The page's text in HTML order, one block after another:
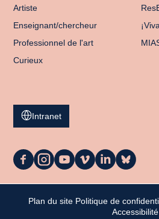
Artiste
Enseignant/chercheur
Professionnel de l'art
Curieux
Intranet
La
sur
Facebook
La
sur
Instagram
La
sur
Youtube
La
sur
Vimeo
La
sur
LinkedIn
La
sur
Bluesky
Plan du site Politique de
Accessibilité